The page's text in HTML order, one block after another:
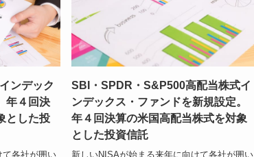
ンデック
年４回決
とした投
て各社が囲い
SBI・SPDR・S&P500高配当株式イ
ンデックス・ファンドを新規設定。
年４回決算の米国高配当株式を対象
とした投資信託
新しいNISAが始まる来年に向けて各社が囲い